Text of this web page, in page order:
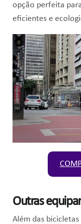
opção perfeita
eficientes e
Outras
Além das